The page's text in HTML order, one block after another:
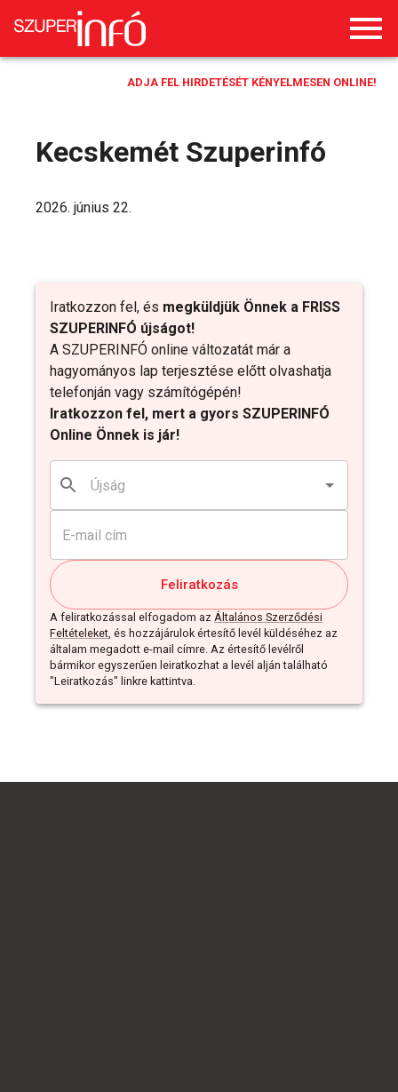
ADJA FEL HIRDETÉSÉT KÉNYELMESEN ONLINE!
Kecskemét Szuperinfó
Iratkozzon fel, és megküldjük Önnek a FRISS
SZUPERINFÓ újságot!
A SZUPERINFÓ online változatát már a
hagyományos lap terjesztése előtt olvashatja
telefonján vagy számítógépén!
Iratkozzon fel, mert a gyors SZUPERINFÓ
Online Önnek is jár!
Feliratkozás
A feliratkozással elfogadom az Általános Szerződési
Feltételeket, és hozzájárulok értesítő levél küldéséhez az
általam megadott e-mail címre. Az értesítő levélről
bármikor egyszerűen leiratkozhat a levél alján található
"Leiratkozás" linkre kattintva.
2026. június 22.